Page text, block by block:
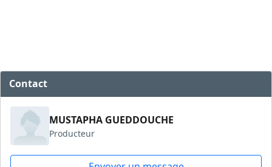
Contact
MUSTAPHA GUEDDOUCHE
Producteur